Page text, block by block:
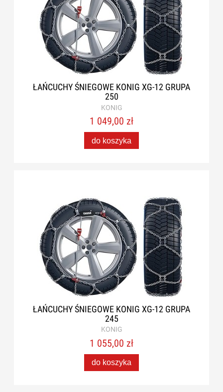
ŁAŃCUCHY ŚNIEGOWE KONIG XG-12 GRUPA
250
KONIG
1 049,00 zł
do koszyka
ŁAŃCUCHY ŚNIEGOWE KONIG XG-12 GRUPA
245
KONIG
1 055,00 zł
do koszyka